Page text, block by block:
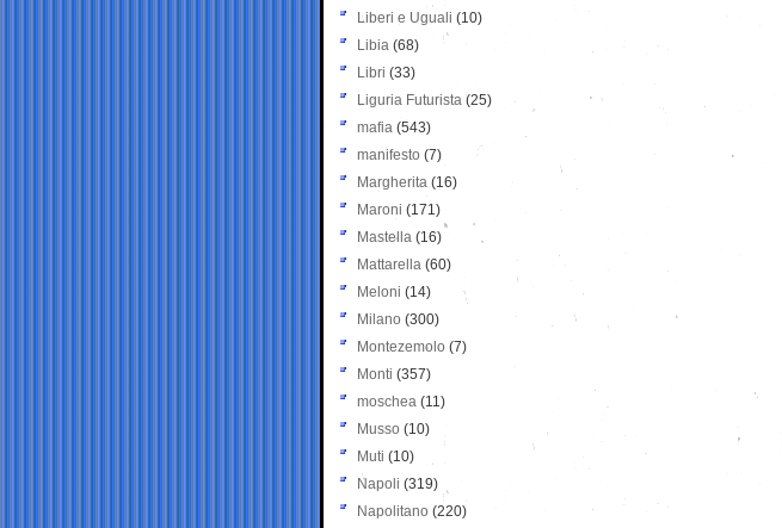
Liberi e Uguali (10)
Libia (68)
Libri (33)
Liguria Futurista (25)
mafia (543)
manifesto (7)
Margherita (16)
Maroni (171)
Mastella (16)
Mattarella (60)
Meloni (14)
Milano (300)
Montezemolo (7)
Monti (357)
moschea (11)
Musso (10)
Muti (10)
Napoli (319)
Napolitano (220)